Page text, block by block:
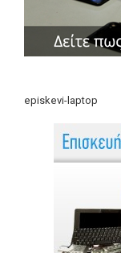
episkevi-laptop